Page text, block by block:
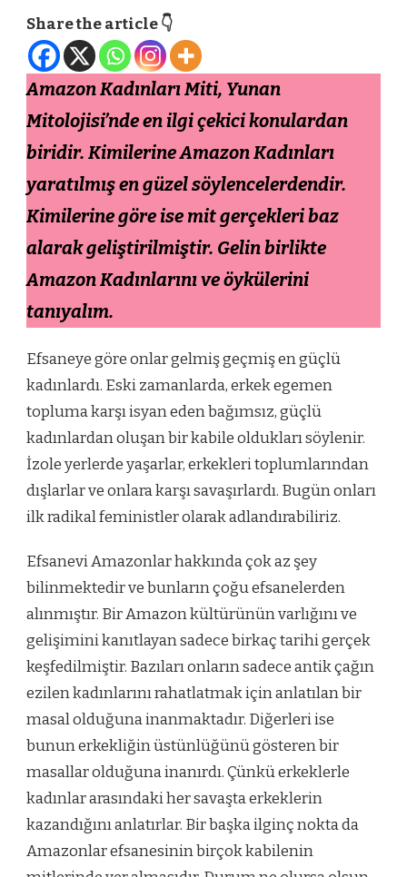
Share the article 👇
Amazon Kadınları Miti, Yunan
Mitolojisi’nde en ilgi çekici konulardan
biridir. Kimilerine Amazon Kadınları
yaratılmış en güzel söylencelerdendir.
Kimilerine göre ise mit gerçekleri baz
alarak geliştirilmiştir. Gelin birlikte
Amazon Kadınlarını ve öykülerini
tanıyalım.
Efsaneye göre onlar gelmiş geçmiş en güçlü
kadınlardı. Eski zamanlarda, erkek egemen
topluma karşı isyan eden bağımsız, güçlü
kadınlardan oluşan bir kabile oldukları söylenir.
İzole yerlerde yaşarlar, erkekleri toplumlarından
dışlarlar ve onlara karşı savaşırlardı. Bugün onları
ilk radikal feministler olarak adlandırabiliriz.
Efsanevi Amazonlar hakkında çok az şey
bilinmektedir ve bunların çoğu efsanelerden
alınmıştır. Bir Amazon kültürünün varlığını ve
gelişimini kanıtlayan sadece birkaç tarihi gerçek
keşfedilmiştir. Bazıları onların sadece antik çağın
ezilen kadınlarını rahatlatmak için anlatılan bir
masal olduğuna inanmaktadır. Diğerleri ise
bunun erkekliğin üstünlüğünü gösteren bir
masallar olduğuna inanırdı. Çünkü erkeklerle
kadınlar arasındaki her savaşta erkeklerin
kazandığını anlatırlar. Bir başka ilginç nokta da
Amazonlar efsanesinin birçok kabilenin